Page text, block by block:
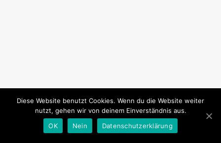
Diese Website benutzt Cookies. Wenn du die Website weiter
nutzt, gehen wir von deinem Einverständnis aus.
OK
Nein Datenschutzerklärung